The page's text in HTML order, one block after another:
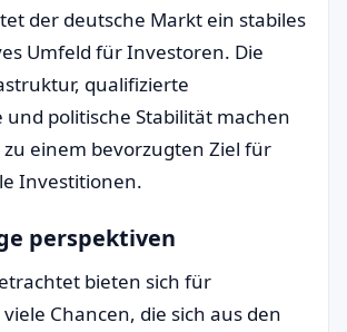
der deutsche Markt ein stabiles
Umfeld für Investoren. Die
qualifizierte
politische Stabilität machen
einem bevorzugten Ziel für
Investitionen.
perspektiven
bieten sich für
Chancen, die sich aus den